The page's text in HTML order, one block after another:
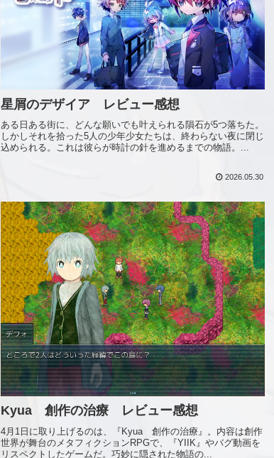
星屑のデザイア レビュー感想
ある日ある街に、どんな願いでも叶えられる隕石が5つ落ちた。
しかしそれを拾った5人の少年少女たちは、終わらない夜に閉じ
込められる。これは彼らが時計の針を進めるまでの物語。...
2026.05.30
Kyua 創作の治療 レビュー感想
4月1日に取り上げるのは、『Kyua 創作の治療』。内容は創作
世界が舞台のメタフィクションRPGで、『YIIK』やバグ動画を
リスペクトしたゲームだ。巧妙に隠された物語の...